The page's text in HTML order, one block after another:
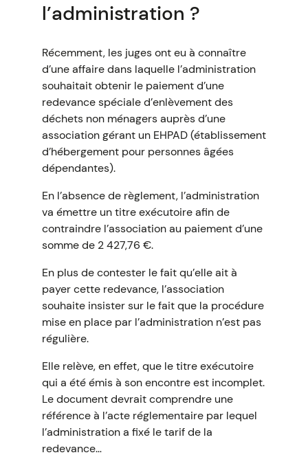
l’administration ?
Récemment, les juges ont eu à connaître
d’une affaire dans laquelle l’administration
souhaitait obtenir le paiement d’une
redevance spéciale d’enlèvement des
déchets non ménagers auprès d’une
association gérant un EHPAD (établissement
d’hébergement pour personnes âgées
dépendantes).
En l’absence de règlement, l’administration
va émettre un titre exécutoire afin de
contraindre l’association au paiement d’une
somme de 2 427,76 €.
En plus de contester le fait qu’elle ait à
payer cette redevance, l’association
souhaite insister sur le fait que la procédure
mise en place par l’administration n’est pas
régulière.
Elle relève, en effet, que le titre exécutoire
qui a été émis à son encontre est incomplet.
Le document devrait comprendre une
référence à l’acte réglementaire par lequel
l’administration a fixé le tarif de la
redevance…